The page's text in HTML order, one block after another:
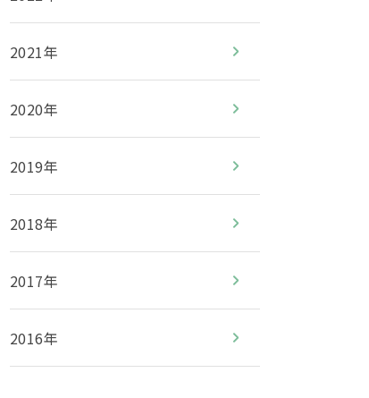
2021年
2020年
2019年
2018年
2017年
2016年